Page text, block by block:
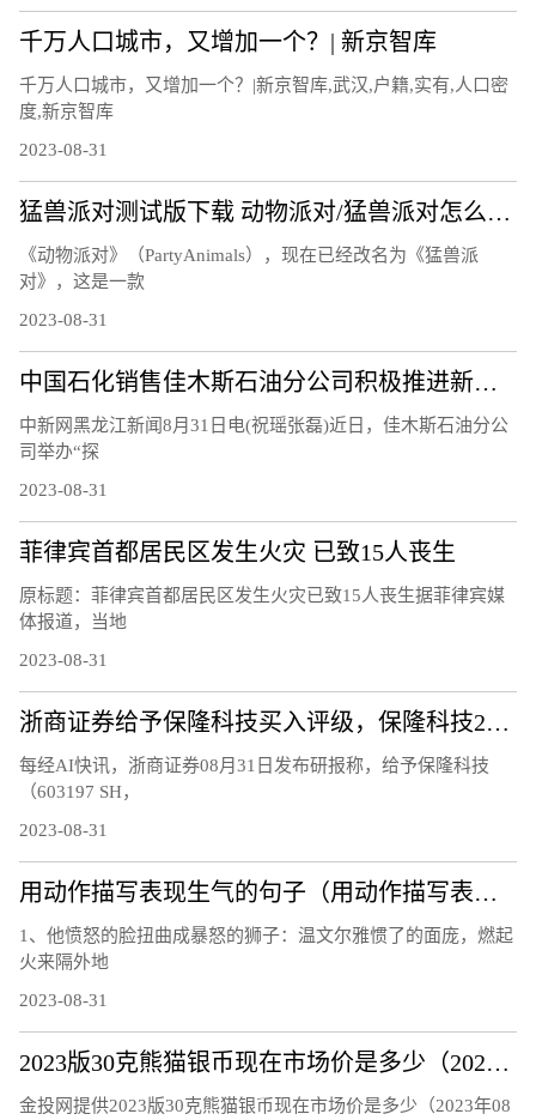
千万人口城市，又增加一个？| 新京智库
千万人口城市，又增加一个？|新京智库,武汉,户籍,实有,人口密
度,新京智库
2023-08-31
猛兽派对测试版下载 动物派对/猛兽派对怎么参与测试
《动物派对》（PartyAnimals），现在已经改名为《猛兽派
对》，这是一款
2023-08-31
中国石化销售佳木斯石油分公司积极推进新能源产业发展
中新网黑龙江新闻8月31日电(祝瑶张磊)近日，佳木斯石油分公
司举办“探
2023-08-31
菲律宾首都居民区发生火灾 已致15人丧生
原标题：菲律宾首都居民区发生火灾已致15人丧生据菲律宾媒
体报道，当地
2023-08-31
浙商证券给予保隆科技买入评级，保隆科技2023年中报业绩点评，近期获5份券商研报关注，目标均价涨幅29.38%
每经AI快讯，浙商证券08月31日发布研报称，给予保隆科技
（603197 SH，
2023-08-31
用动作描写表现生气的句子（用动作描写表现生气）
1、他愤怒的脸扭曲成暴怒的狮子：温文尔雅惯了的面庞，燃起
火来隔外地
2023-08-31
2023版30克熊猫银币现在市场价是多少（2023年08月31日）
金投网提供2023版30克熊猫银币现在市场价是多少（2023年08